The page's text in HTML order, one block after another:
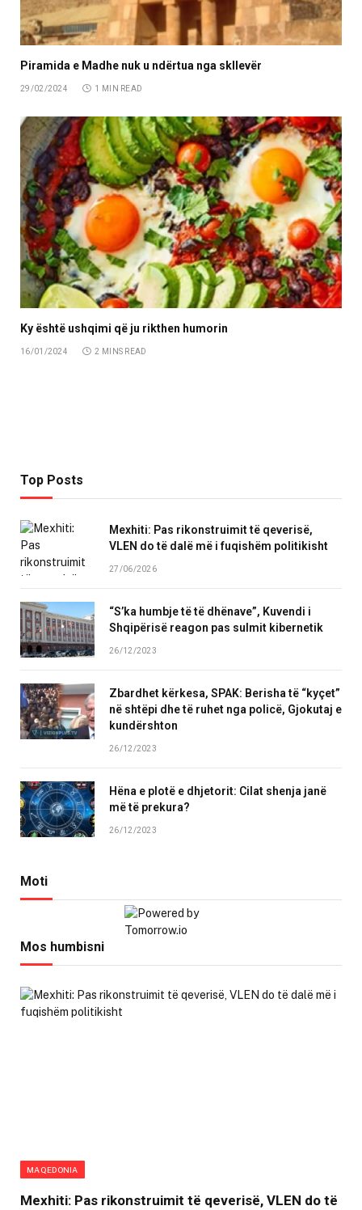
Piramida e Madhe nuk u ndërtua nga skllevër
29/02/2024 1 MIN READ
Ky është ushqimi që ju rikthen humorin
16/01/2024 2 MINS READ
Top Posts
Mexhiti: Pas rikonstruimit të qeverisë,
VLEN do të dalë më i fuqishëm politikisht
27/06/2026
“S’ka humbje të të dhënave”, Kuvendi i
Shqipërisë reagon pas sulmit kibernetik
26/12/2023
Zbardhet kërkesa, SPAK: Berisha të “kyçet”
në shtëpi dhe të ruhet nga policë, Gjokutaj e
kundërshton
26/12/2023
Hëna e plotë e dhjetorit: Cilat shenja janë
më të prekura?
26/12/2023
Moti
Mos humbisni
MAQEDONIA
Mexhiti: Pas rikonstruimit të qeverisë, VLEN do të